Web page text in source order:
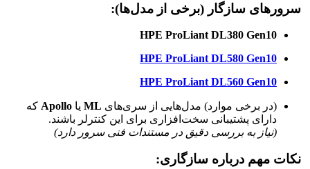
سرورهای سازگار (برخی از مدل‌ها):
HPE ProLiant DL380 Gen10
HPE ProLiant DL580 Gen10
HPE ProLiant DL560 Gen10
(در برخی موارد) مدل‌هایی از سری‌های ML یا Apollo که
دارای پشتیبانی سخت‌افزاری برای این کنترلر باشند.
(نیاز به بررسی دقیق در مستندات فنی سرور دارد)
نکات مهم درباره سازگاری: